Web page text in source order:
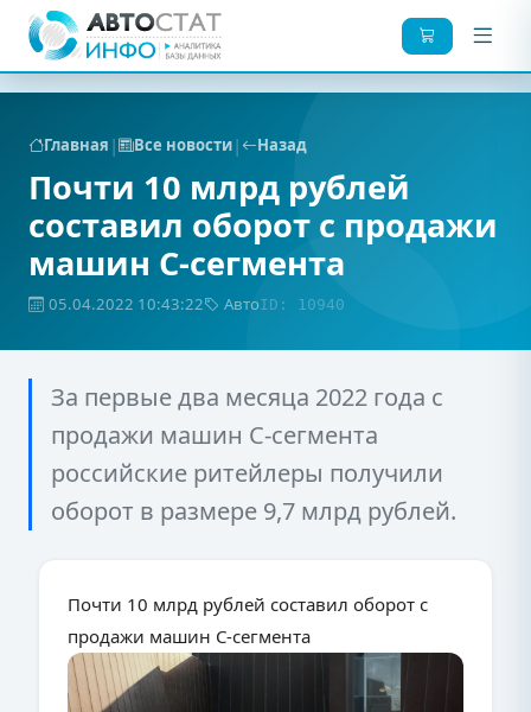
Главная | Все новости| Назад
Почти 10 млрд рублей
составил оборот с продажи
машин С-сегмента
05.04.2022 10:43:22 АвтоID: 10940
За первые два месяца 2022 года с
продажи машин С-сегмента
российские ритейлеры получили
оборот в размере 9,7 млрд рублей.
Почти 10 млрд рублей составил оборот с
продажи машин С-сегмента